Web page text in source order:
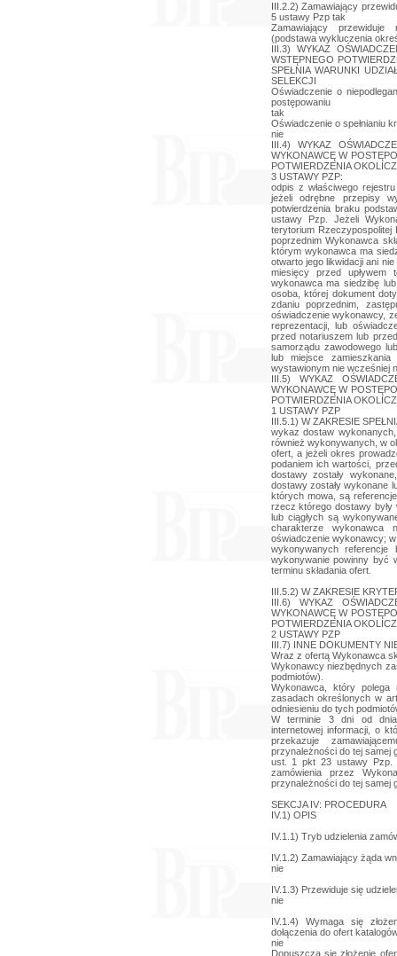
III.2.2) Zamawiający
5 ustawy Pzp tak
Zamawiający przewiduje
(podstawa wykluczenia
III.3) WYKAZ
WSTĘPNEGO
SPEŁNIA WARUNKI
SELEKCJI
Oświadczenie o
postępowaniu
tak
Oświadczenie o spełnianiu
nie
III.4) WYKAZ
WYKONAWCĘ W
POTWIERDZENIA
3 USTAWY PZP:
odpis z właściwego
jeżeli odrębne przepisy
potwierdzenia braku
ustawy Pzp. Jeżeli
terytorium
poprzednim Wykonawca
którym wykonawca ma
otwarto jego likwidacji ani
miesięcy przed
wykonawca ma siedzibę
osoba, której dokument
zdaniu poprzednim,
oświadczenie wykonawcy,
reprezentacji, lub
przed notariuszem lub
samorządu zawodowego
lub miejsce
wystawionym nie wcześniej
III.5) WYKAZ
WYKONAWCĘ W
POTWIERDZENIA
1 USTAWY PZP
III.5.1) W ZAKRESIE
wykaz dostaw
również wykonywanych, w
ofert, a jeżeli okres
podaniem ich wartości,
dostawy zostały
dostawy zostały wykonane
których mowa, są
rzecz którego dostawy
lub ciągłych są
charakterze
oświadczenie wykonawcy;
wykonywanych
wykonywanie powinny być
terminu składania ofert.
III.5.2) W ZAKRESIE
III.6) WYKAZ
WYKONAWCĘ W
POTWIERDZENIA
2 USTAWY PZP
III.7) INNE DOKUMENTY
Wraz z ofertą Wykonawca
Wykonawcy niezbędnych
podmiotów).
Wykonawca, który polega
zasadach określonych w
odniesieniu do tych
W terminie 3 dni od dnia
internetowej informacji, o
przekazuje
przynależności do tej samej
ust. 1 pkt 23 ustawy Pzp.
zamówienia przez
przynależności do tej samej
SEKCJA IV: PROCEDURA
IV.1) OPIS
IV.1.1) Tryb udzielenia
IV.1.2) Zamawiający żąda
nie
IV.1.3) Przewiduje się
nie
IV.1.4) Wymaga się
dołączenia do ofert
nie
Dopuszcza się złożenie